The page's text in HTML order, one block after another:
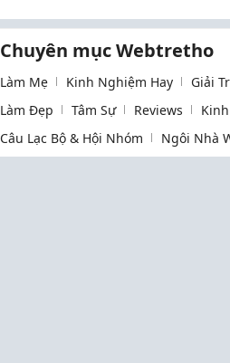
đúng
Chuyên mục Webtretho
Làm Mẹ Kinh Nghiệm Hay Giải
Làm Đẹp
Tâm Sự Reviews
Câu Lạc Bộ & Hội Nhóm
Ngôi Nhà